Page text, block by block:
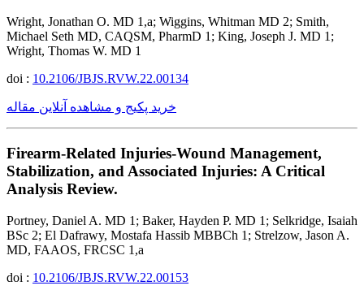
Wright, Jonathan O. MD 1,a; Wiggins, Whitman MD 2; Smith,
Michael Seth MD, CAQSM, PharmD 1; King, Joseph J. MD 1;
Wright, Thomas W. MD 1
doi : 10.2106/JBJS.RVW.22.00134
خرید پکیج و مشاهده آنلاین مقاله
Firearm-Related Injuries-Wound Management,
Stabilization, and Associated Injuries: A Critical
Analysis Review.
Portney, Daniel A. MD 1; Baker, Hayden P. MD 1; Selkridge, Isaiah
BSc 2; El Dafrawy, Mostafa Hassib MBBCh 1; Strelzow, Jason A.
MD, FAAOS, FRCSC 1,a
doi : 10.2106/JBJS.RVW.22.00153